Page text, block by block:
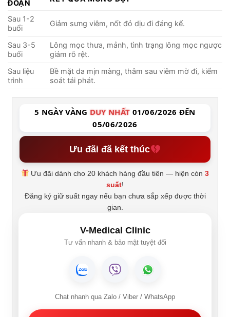
ĐOẠN
Sau 1-2
buổi
Giảm sưng viêm, nốt đỏ dịu đi đáng kể.
Sau 3-5
buổi
Lông mọc thưa, mảnh, tình trạng lông mọc ngược
giảm rõ rệt.
Sau liệu
trình
Bề mặt da mịn màng, thâm sau viêm mờ đi, kiểm
soát tái phát.
5 NGÀY VÀNG DUY NHẤT 01/06/2026 ĐẾN
05/06/2026
Ưu đãi đã kết thúc
Ưu đãi dành cho 20 khách hàng đầu tiên — hiện còn3
suất!
Đăng ký giữ suất ngay nếu bạn chưa sắp xếp được thời
gian.
V-Medical Clinic
Tư vấn nhanh & bảo mật tuyệt đối
Chat nhanh qua Zalo / Viber / WhatsApp